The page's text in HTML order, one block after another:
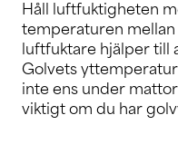
Håll luftfuktigheten
temperaturen mellan
luftfuktare hjälper till
Golvets yttemperatur
inte ens under
viktigt om du har